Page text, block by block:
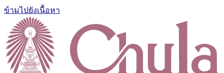
ข้ามไปยังเนื้อหา